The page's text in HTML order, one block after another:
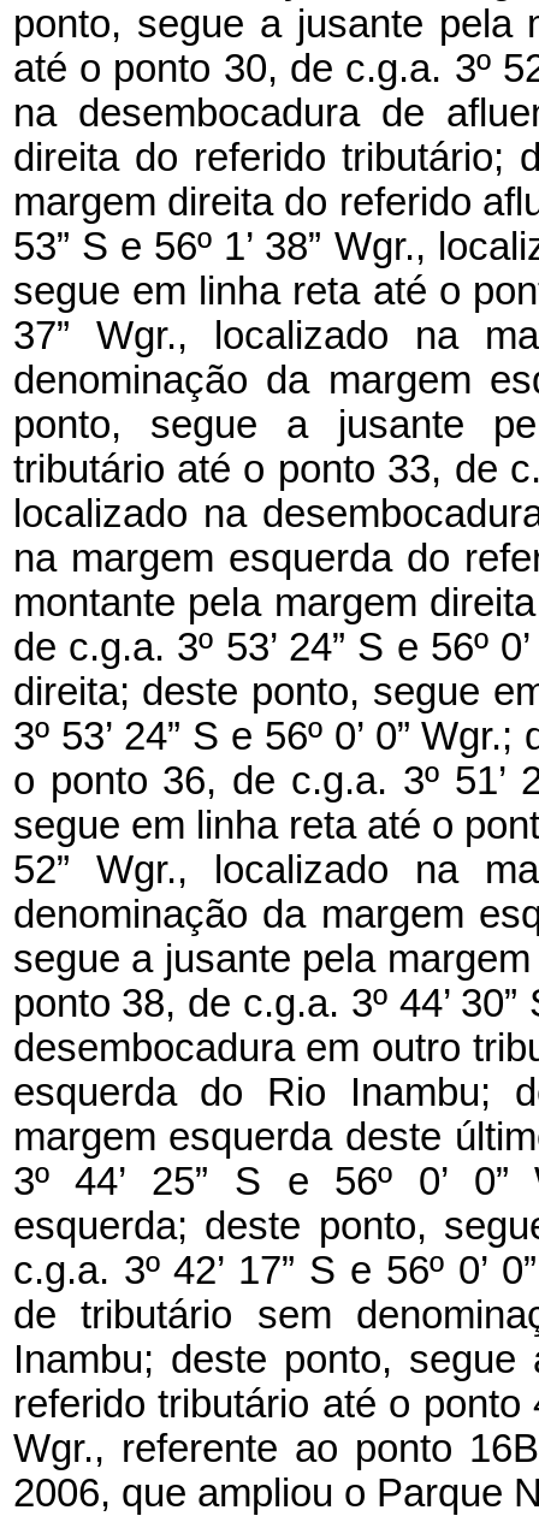
ponto, segue a jusante pela
até o ponto 30, de c.g.a. 3º
na desembocadura de
direita do referido tributário;
margem direita do referido
53” S e 56º 1’ 38” Wgr.,
segue em linha reta até o
37” Wgr., localizado na
denominação da margem
ponto, segue a jusante
tributário até o ponto 33, de
localizado na
na margem esquerda do
montante pela margem
de c.g.a. 3º 53’ 24” S e 56º
direita; deste ponto, segue
3º 53’ 24” S e 56º 0’ 0”
o ponto 36, de c.g.a. 3º 51’
segue em linha reta até o
52” Wgr., localizado na
denominação da margem
segue a jusante pela
ponto 38, de c.g.a. 3º 44’
desembocadura em outro
esquerda do Rio Inambu;
margem esquerda deste
3º 44’ 25” S e 56º 0’ 0”
esquerda; deste ponto,
c.g.a. 3º 42’ 17” S e 56º 0’
de tributário sem
Inambu; deste ponto,
referido tributário até o ponto
Wgr., referente ao ponto
2006, que ampliou o Parque